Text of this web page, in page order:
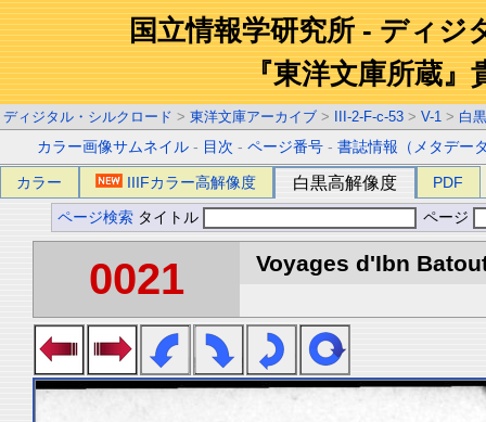
国立情報学研究所 - ディジ
『東洋文庫所蔵』
ディジタル・シルクロード > 東洋文庫アーカイブ > III-2-F-c-53 > V-1 > 白
カラー画像サムネイル - 目次 -ページ番号 -書誌情報（メタデー
カラー IIIFカラー高解像度 白黒高解像度 PDF
ページ検索 タイトル ページ
0021 Voyages d'Ibn